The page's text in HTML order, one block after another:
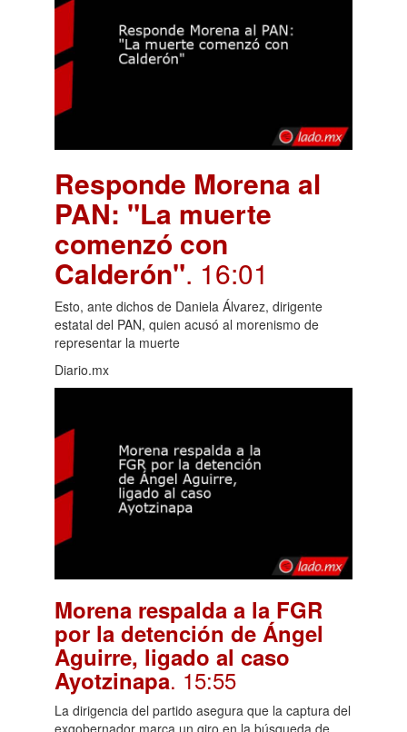
Responde Morena al
PAN: "La muerte
comenzó con
Calderón". 16:01
Esto, ante dichos de Daniela Álvarez, dirigente
estatal del PAN, quien acusó al morenismo de
representar la muerte
Diario.mx
Morena respalda a la FGR
por la detención de Ángel
Aguirre, ligado al caso
Ayotzinapa. 15:55
La dirigencia del partido asegura que la captura del
exgobernador marca un giro en la búsqueda de